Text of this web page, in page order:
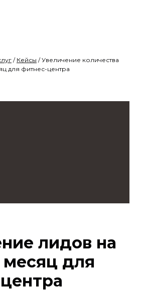
/ Кейсы /Увеличение количества
для фитнес-центра
лидов на
месяц для